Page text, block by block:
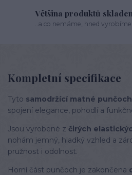
Většina produktů
..a co nemáme, hned vyrobíme
Kompletní specifikace
Tyto samodržící matné
spojení elegance, pohodlí a
Jsou vyrobené z čirých
nohám jemný, hladký vzhled a
pružnost i odolnost.
Horní část punčoch je zakončena